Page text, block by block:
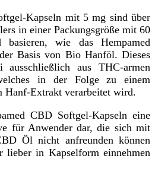
Kapseln mit 5 mg sind über
in einer Packungsgröße mit 60
basieren, wie das Hempamed
Basis von Bio Hanföl. Dieses
aus THC-armen
in der Folge zu einem
Hanf-Extrakt verarbeitet wird.
CBD Softgel-Kapseln eine
für Anwender dar, die sich mit
Öl nicht anfreunden können
lieber in Kapselform einnehmen